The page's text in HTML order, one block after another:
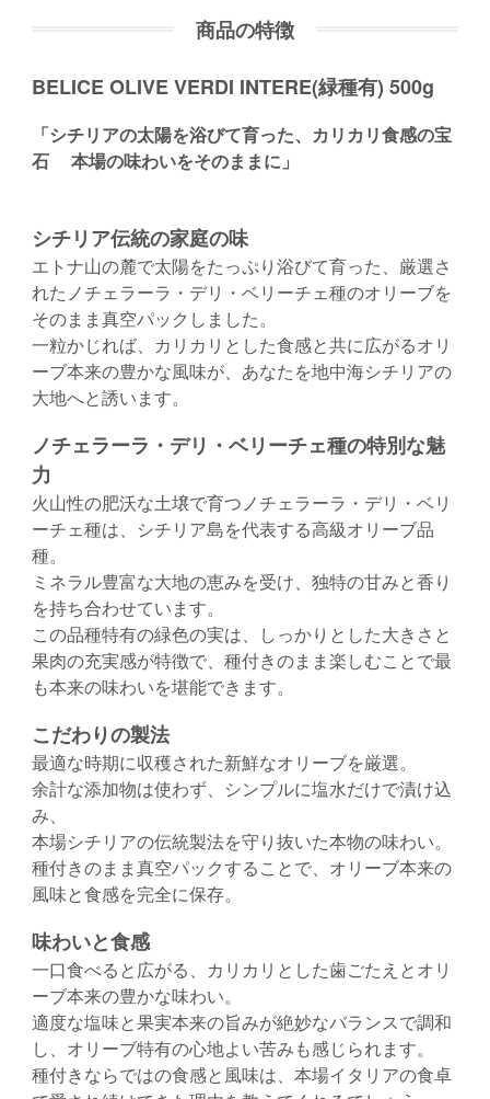
商品の特徴
BELICE OLIVE VERDI INTERE(緑種有) 500g
「シチリアの太陽を浴びて育った、カリカリ食感の宝
石 本場の味わいをそのままに」
シチリア伝統の家庭の味
エトナ山の麓で太陽をたっぷり浴びて育った、厳選さ
れたノチェラーラ・デリ・ベリーチェ種のオリーブを
そのまま真空パックしました。
一粒かじれば、カリカリとした食感と共に広がるオリ
ーブ本来の豊かな風味が、あなたを地中海シチリアの
大地へと誘います。
ノチェラーラ・デリ・ベリーチェ種の特別な魅
力
火山性の肥沃な土壌で育つノチェラーラ・デリ・ベリ
ーチェ種は、シチリア島を代表する高級オリーブ品
種。
ミネラル豊富な大地の恵みを受け、独特の甘みと香り
を持ち合わせています。
この品種特有の緑色の実は、しっかりとした大きさと
果肉の充実感が特徴で、種付きのまま楽しむことで最
も本来の味わいを堪能できます。
こだわりの製法
最適な時期に収穫された新鮮なオリーブを厳選。
余計な添加物は使わず、シンプルに塩水だけで漬け込
み、
本場シチリアの伝統製法を守り抜いた本物の味わい。
種付きのまま真空パックすることで、オリーブ本来の
風味と食感を完全に保存。
味わいと食感
一口食べると広がる、カリカリとした歯ごたえとオリ
ーブ本来の豊かな味わい。
適度な塩味と果実本来の旨みが絶妙なバランスで調和
し、オリーブ特有の心地よい苦みも感じられます。
種付きならではの食感と風味は、本場イタリアの食卓